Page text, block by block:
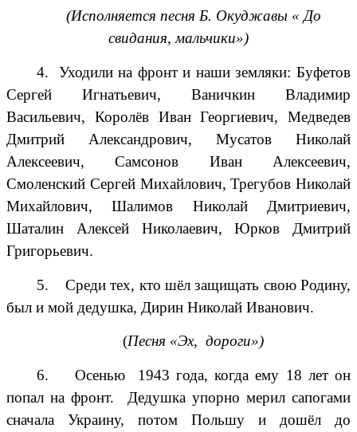
(Исполняется песня Б. Окуджавы « До
свидания, мальчики»)
4. Уходили на фронт и наши земляки: Буфетов
Сергей Игнатьевич, Ваничкин Владимир
Васильевич, Королёв Иван Георгиевич, Медведев
Дмитрий Александрович, Мусатов Николай
Алексеевич, Самсонов Иван Алексеевич,
Смоленский Сергей Михайлович, Трегубов Николай
Михайлович, Шалимов Николай Дмитриевич,
Шаталин Алексей Николаевич, Юрков Дмитрий
Григорьевич.
5. Среди тех, кто шёл защищать свою Родину,
был и мой дедушка, Дирин Николай Иванович.
(Песня «Эх, дороги»)
6. Осенью 1943 года, когда ему 18 лет он
попал на фронт. Дедушка упорно мерил сапогами
сначала Украину, потом Польшу и дошёл до